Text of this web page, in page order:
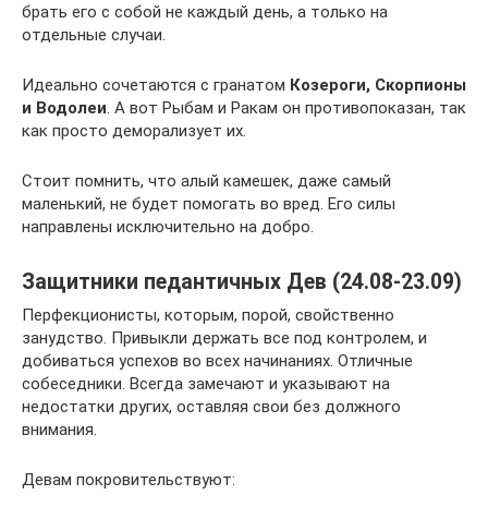
брать его с собой не каждый день, а только на
отдельные случаи.
Идеально сочетаются с гранатом Козероги, Скорпионы
и Водолеи. А вот Рыбам и Ракам он противопоказан, так
как просто деморализует их.
Стоит помнить, что алый камешек, даже самый
маленький, не будет помогать во вред. Его силы
направлены исключительно на добро.
Защитники педантичных Дев (24.08-23.09)
Перфекционисты, которым, порой, свойственно
занудство. Привыкли держать все под контролем, и
добиваться успехов во всех начинаниях. Отличные
собеседники. Всегда замечают и указывают на
недостатки других, оставляя свои без должного
внимания.
Девам покровительствуют: